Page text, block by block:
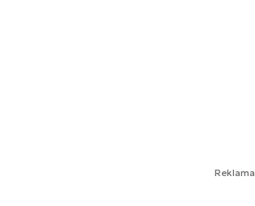
Reklama